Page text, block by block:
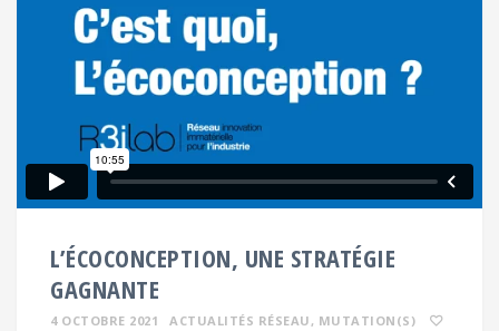
L’ÉCOCONCEPTION, UNE STRATÉGIE
GAGNANTE
4 OCTOBRE 2021 ACTUALITÉS RÉSEAU , MUTATION(S)